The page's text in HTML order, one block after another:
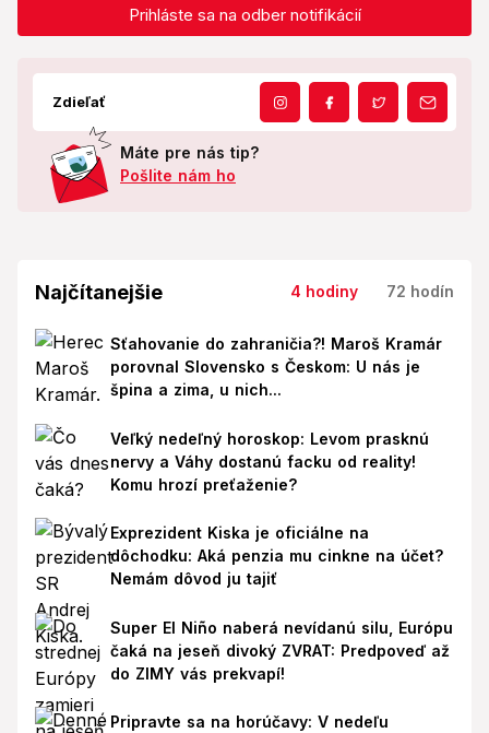
Prihláste sa na odber notifikácií
Zdieľať
Máte pre nás tip?
Pošlite nám ho
Najčítanejšie 4 hodiny 72 hodín
Sťahovanie do zahraničia?! Maroš Kramár
porovnal Slovensko s Českom: U nás je
špina a zima, u nich...
Veľký nedeľný horoskop: Levom prasknú
nervy a Váhy dostanú facku od reality!
Komu hrozí preťaženie?
Exprezident Kiska je oficiálne na
dôchodku: Aká penzia mu cinkne na účet?
Nemám dôvod ju tajiť
Super El Niño naberá nevídanú silu, Európu
čaká na jeseň divoký ZVRAT: Predpoveď až
do ZIMY vás prekvapí!
Pripravte sa na horúčavy: V nedeľu